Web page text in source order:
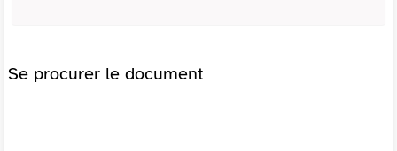
Se procurer le document